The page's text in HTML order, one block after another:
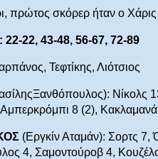
πρώτος σκόρερ ήταν ο
22-22, 43-48, 56-67, 72-89
Τεφτίκης, Λιότσιος
Νίκολς
8 (2),
(Εργκίν Αταμάν): Σορτς
4, Σαμοντούροβ 4,